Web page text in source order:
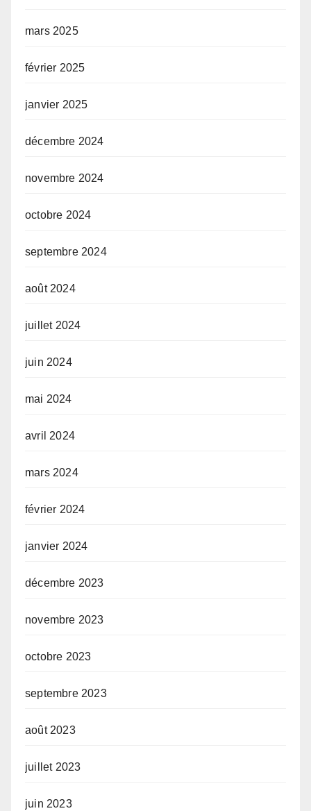
mars 2025
février 2025
janvier 2025
décembre 2024
novembre 2024
octobre 2024
septembre 2024
août 2024
juillet 2024
juin 2024
mai 2024
avril 2024
mars 2024
février 2024
janvier 2024
décembre 2023
novembre 2023
octobre 2023
septembre 2023
août 2023
juillet 2023
juin 2023